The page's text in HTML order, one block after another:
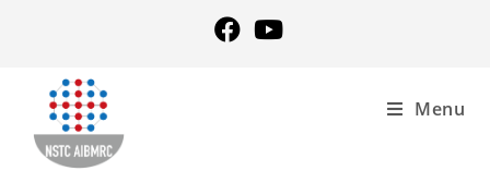
Menu